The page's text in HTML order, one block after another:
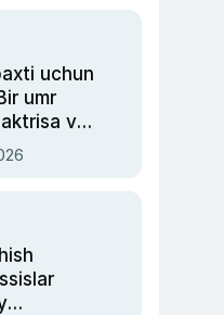
uchun
umr
va